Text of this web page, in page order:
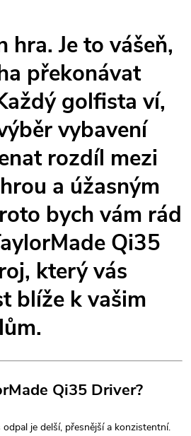
hra. Je to vášeň,
překonávat
golfista ví,
vybavení
rozdíl mezi
a úžasným
bych vám rád
Qi35
který vás
blíže k vašim
Qi35 Driver?
je delší, přesnější a konzistentní.